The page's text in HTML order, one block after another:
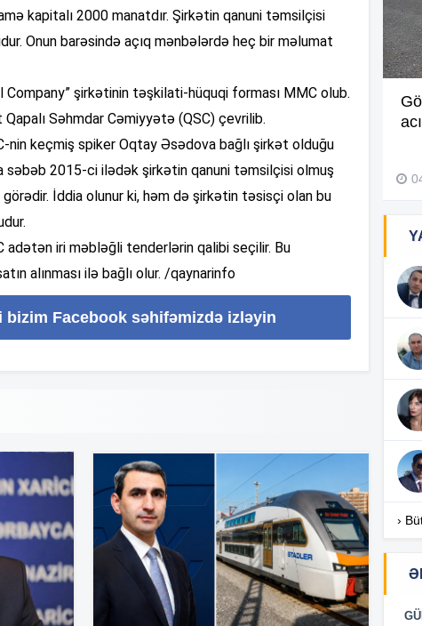
kapitalı 2000 manatdır. Şirkətin qanuni təmsilçisi
Onun barəsində açıq mənbələrdə heç bir məlumat
şirkətinin təşkilati-hüquqi forması MMC olub.
Səhmdar Cəmiyyətə (QSC) çevrilib.
nin keçmiş spiker Oqtay Əsədova bağlı şirkət olduğu
səbəb 2015-ci ilədək şirkətin qanuni təmsilçisi olmuş
İddia olunur ki, həm də şirkətin təsisçi olan bu
adətən iri məbləğli tenderlərin qalibi seçilir. Bu
alınması ilə bağlı olur. /qaynarinfo
Facebook səhifəmizdə izləyin
Müdir maaşa görə etiraz edən
işçini döyüb? –Video
›